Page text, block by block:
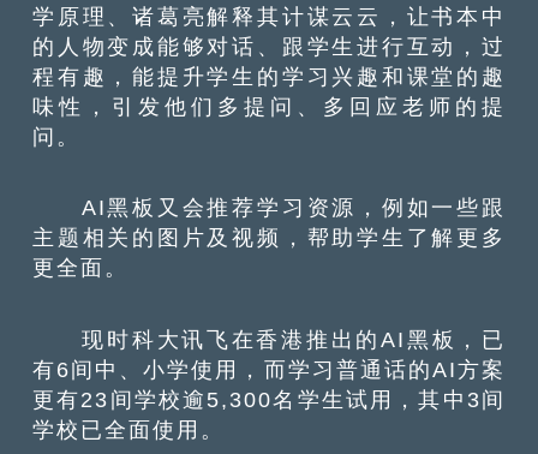
学原理、诸葛亮解释其计谋云云，让书本中
的人物变成能够对话、跟学生进行互动，过
程有趣，能提升学生的学习兴趣和课堂的趣
味性，引发他们多提问、多回应老师的提
问。
AI黑板又会推荐学习资源，例如一些跟
主题相关的图片及视频，帮助学生了解更多
更全面。
现时科大讯飞在香港推出的AI黑板，已
有6间中、小学使用，而学习普通话的AI方案
更有23间学校逾5,300名学生试用，其中3间
学校已全面使用。